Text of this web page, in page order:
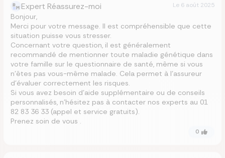
Expert Réassurez-moi Le 6 août 2025
Bonjour,
Merci pour votre message. Il est compréhensible que cette
situation puisse vous stresser.
Concernant votre question, il est généralement
recommandé de mentionner toute maladie génétique dans
votre famille sur le questionnaire de santé, même si vous
n’êtes pas vous-même malade. Cela permet à l’assureur
d’évaluer correctement les risques.
Si vous avez besoin d’aide supplémentaire ou de conseils
personnalisés, n’hésitez pas à contacter nos experts au 01
82 83 36 33 (appel et service gratuits).
Prenez soin de vous .
0